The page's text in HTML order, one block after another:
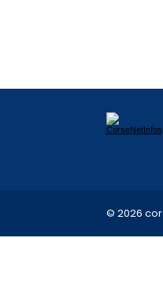
© 2026